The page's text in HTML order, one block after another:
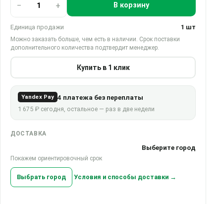
− + В корзину
Единица продажи 1 шт
Можно заказать больше, чем есть в наличии. Срок поставки
дополнительного количества подтвердит менеджер.
Купить в 1 клик
Yandex Pay 4 платежа без переплаты
1 675 ₽ сегодня, остальное — раз в две недели
ДОСТАВКА
Выберите город
Покажем ориентировочный срок
Выбрать город Условия и способы доставки →